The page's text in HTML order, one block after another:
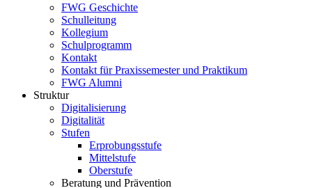
FWG Geschichte
Schulleitung
Kollegium
Schulprogramm
Kontakt
Kontakt für Praxissemester und Praktikum
FWG Alumni
Struktur
Digitalisierung
Digitalität
Stufen
Erprobungsstufe
Mittelstufe
Oberstufe
Beratung und Prävention